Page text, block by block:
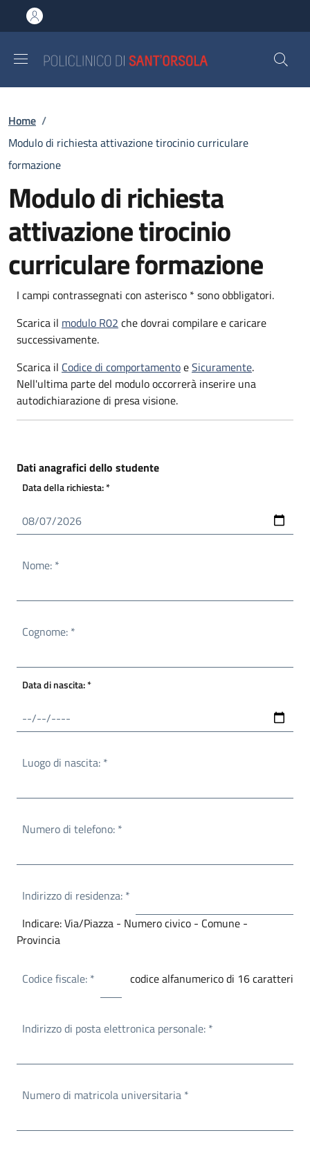
al contenuto principale
to footer content
Briciole di pane
Home /
Modulo di richiesta attivazione tirocinio curriculare
formazione
Modulo di richiesta
attivazione tirocinio
curriculare formazione
I campi contrassegnati con asterisco * sono obbligatori.
Scarica il modulo R02 che dovrai compilare e caricare
successivamente.
Scarica il Codice di comportamentoeSicuramente.
Nell'ultima parte del modulo occorrerà inserire una
autodichiarazione di presa visione.
Dati anagrafici dello studente
Data della richiesta:*Obbligatorio
Nome: *
Cognome: *
Data di nascita:*Obbligatorio
Luogo di nascita: *
Numero di telefono: *
Indirizzo di residenza: *
Indicare: Via/Piazza - Numero civico - Comune -
Provincia
Codice fiscale: * Obbligatoriocodice alfanumerico di 16 caratteri
Indirizzo di posta elettronica personale: *
Numero di matricola universitaria *